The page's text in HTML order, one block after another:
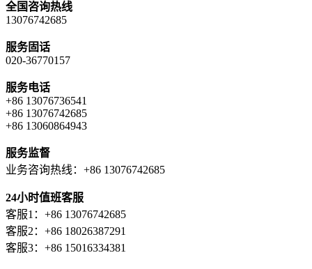
全国咨询热线
13076742685
服务固话
020-36770157
服务电话
+86 13076736541
+86 13076742685
+86 13060864943
服务监督
业务咨询热线：+86 13076742685
24小时值班客服
客服1：+86 13076742685
客服2：+86 18026387291
客服3：+86 15016334381